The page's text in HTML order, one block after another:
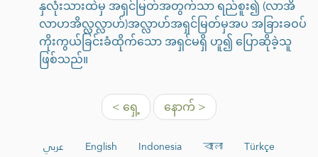
နှလုံးသားထဲမှ အရှင်မြတ်အတွက်သာ ရည်စူး၍ (လာအိ
လာဟအိလ္လလ္လာဟ်)အလ္လာဟ်အရှင်မြတ်မှအပ အခြားခဝပ်
ကိုးကွယ်ခြင်းခံထိုက်သော အရှင်မရှိ ဟူ၍ ပြောဆိုခဲ့သူ
ဖြစ်သည်။
< ရှေ့ နောက် >
عربي English Indonesia বাংলা
Türkçe